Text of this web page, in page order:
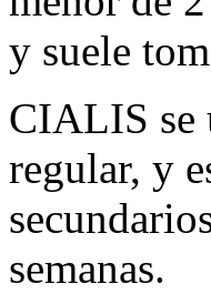
y suele
CIALIS se
regular, y
semanas.